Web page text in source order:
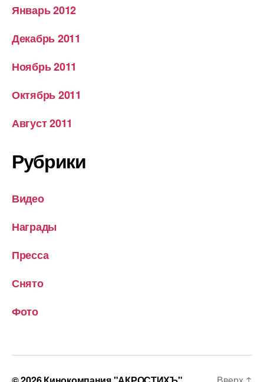
Январь 2012
Декабрь 2011
Ноябрь 2011
Октябрь 2011
Август 2011
Рубрики
Видео
Награды
Пресса
Снято
Фото